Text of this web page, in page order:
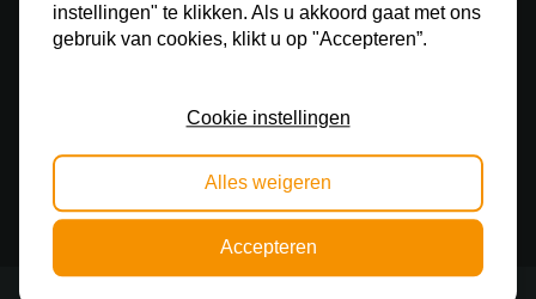
Gratis verzending
Makkelijk retourneren
Veilig online betalen
Veilig achteraf betalen met Klarna
instellingen" te klikken. Als u akkoord gaat met ons
gebruik van cookies, klikt u op "Accepteren”.
Cookie instellingen
Alles weigeren
Accepteren